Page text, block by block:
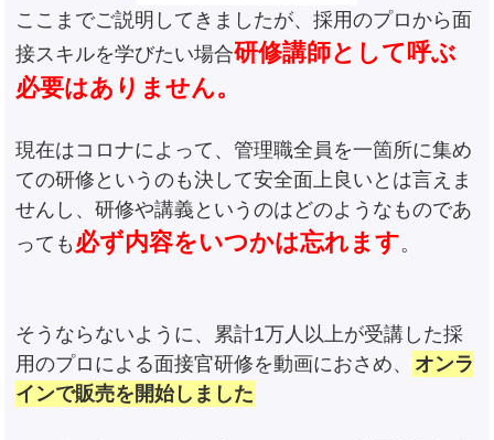
ここまでご説明してきましたが、採用のプロから面
接スキルを学びたい場合研修講師として呼ぶ
必要はありません。
現在はコロナによって、管理職全員を一箇所に集め
ての研修というのも決して安全面上良いとは言えま
せんし、研修や講義というのはどのようなものであ
っても 必ず内容をいつかは忘れます。
そうならないように、累計1万人以上が受講した採
用のプロによる面接官研修を動画におさめ、
オンラ
インで販売を開始しました